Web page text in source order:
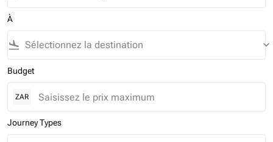
À
flight_land keyboard_arrow_down
Budget
ZAR
Journey Types